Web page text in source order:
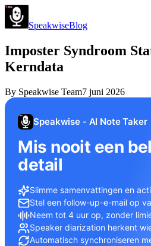
SpeakwiseBlog
Imposter Syndroom
Kerndata
By Speakwise Team7 juni 2026
Speakwise - AI Note Taker
Mis nooit een
detail
Slimme samenvattingen en
Stel een follow-up-e-mail op
Neem tot 4 uur op, zonder
Speaker diarization herkent
Automatisch synchroniseren